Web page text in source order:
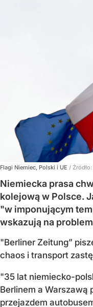
Flagi Niemiec, Polski i UE / Źródło:
Niemiecka prasa
kolejową w Polsce.
"w imponującym
wskazują na
"Berliner Zeitung”
chaos i transport
"35 lat niemiecko-
Berlinem a Warszawą
przejazdem